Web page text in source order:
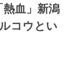
血」新潟
コウとい